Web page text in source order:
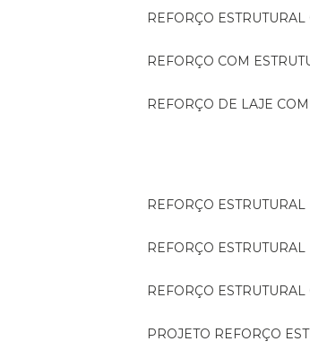
REFORÇO
REFORÇO COM
REFORÇO DE LAJE
REFORÇO
REFORÇO
REFORÇO
PROJETO REFORÇO